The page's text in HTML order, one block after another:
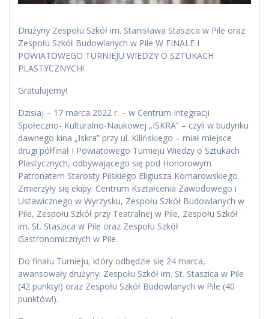
Drużyny Zespołu Szkół im. Stanisława Staszica w Pile oraz
Zespołu Szkół Budowlanych w Pile W FINALE I
POWIATOWEGO TURNIEJU WIEDZY O SZTUKACH
PLASTYCZNYCH!
Gratulujemy!
Dzisiaj – 17 marca 2022 r. – w Centrum Integracji
Społeczno- Kulturalno-Naukowej „ISKRA” – czyli w budynku
dawnego kina „Iskra” przy ul. Kilińskiego – miał miejsce
drugi półfinał I Powiatowego Turnieju Wiedzy o Sztukach
Plastycznych, odbywającego się pod Honorowym
Patronatem Starosty Pilskiego Eligiusza Komarowskiego.
Zmierzyły się ekipy: Centrum Kształcenia Zawodowego i
Ustawicznego w Wyrzysku, Zespołu Szkół Budowlanych w
Pile, Zespołu Szkół przy Teatralnej w Pile, Zespołu Szkół
im. St. Staszica w Pile oraz Zespołu Szkół
Gastronomicznych w Pile.
Do finału Turnieju, który odbędzie się 24 marca,
awansowały drużyny: Zespołu Szkół im. St. Staszica w Pile
(42 punkty!) oraz Zespołu Szkół Budowlanych w Pile (40
punktów!).